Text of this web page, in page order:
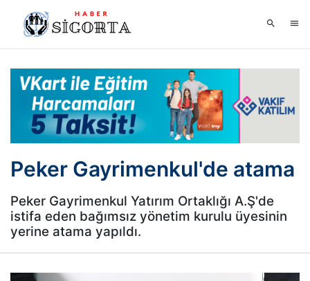
Peker Gayrimenkul'de atama
Peker Gayrimenkul Yatırım Ortaklığı A.Ş'de
istifa eden bağımsız yönetim kurulu üyesinin
yerine atama yapıldı.